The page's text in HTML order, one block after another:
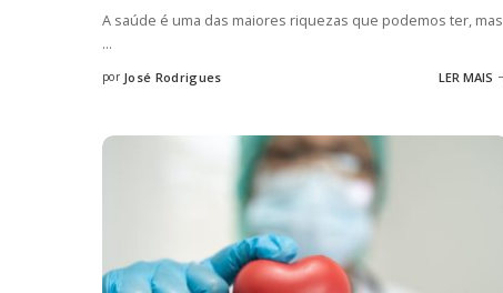
A saúde é uma das maiores riquezas que podemos ter, mas
...
Posted
por José Rodrigues LER MAIS